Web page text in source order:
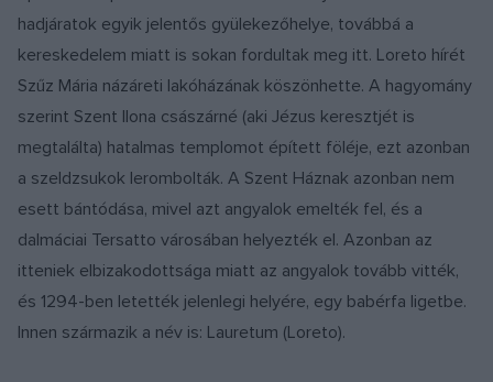
hadjáratok egyik jelentős gyülekezőhelye, továbbá a
kereskedelem miatt is sokan fordultak meg itt. Loreto hírét
Szűz Mária názáreti lakóházának köszönhette. A hagyomány
szerint Szent Ilona császárné (aki Jézus keresztjét is
megtalálta) hatalmas templomot épített föléje, ezt azonban
a szeldzsukok lerombolták. A Szent Háznak azonban nem
esett bántódása, mivel azt angyalok emelték fel, és a
dalmáciai Tersatto városában helyezték el. Azonban az
itteniek elbizakodottsága miatt az angyalok tovább vitték,
és 1294-ben letették jelenlegi helyére, egy babérfa ligetbe.
Innen származik a név is: Lauretum (Loreto).